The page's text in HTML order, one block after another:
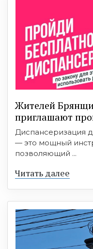
Жителей
приглашают
Диспансеризация
— это мощный
позволяющий ...
Читать далее